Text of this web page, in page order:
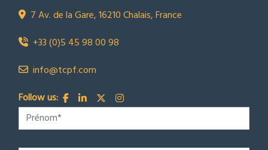
7 Av. de la Gare, 16210 Chalais, France
+33 (0)5 45 98 00 98
info@tcpf.com
Follow us: